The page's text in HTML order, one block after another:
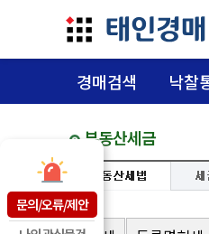
문의/오류/제안
경매검색 낙찰
부동산세금